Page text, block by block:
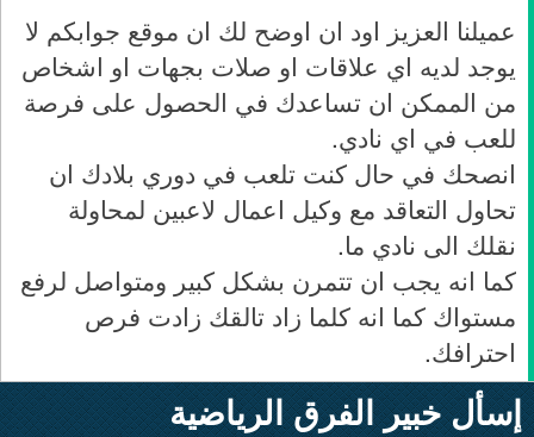
عميلنا العزيز اود ان اوضح لك ان موقع جوابكم لا
يوجد لديه اي علاقات او صلات بجهات او اشخاص
من الممكن ان تساعدك في الحصول على فرصة
للعب في اي نادي.
انصحك في حال كنت تلعب في دوري بلادك ان
تحاول التعاقد مع وكيل اعمال لاعبين لمحاولة
نقلك الى نادي ما.
كما انه يجب ان تتمرن بشكل كبير ومتواصل لرفع
مستواك كما انه كلما زاد تالقك زادت فرص
احترافك.
إسأل خبير الفرق الرياضية